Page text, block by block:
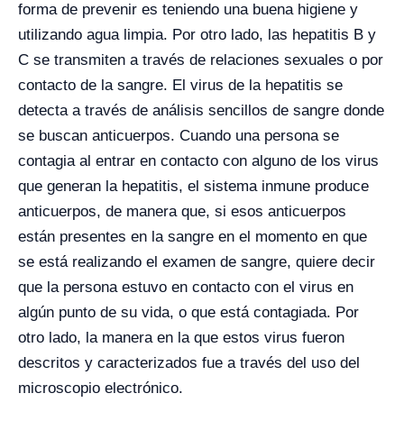
forma de prevenir es teniendo una buena higiene y
utilizando agua limpia. Por otro lado, las hepatitis B y
C se transmiten a través de relaciones sexuales o por
contacto de la sangre. El virus de la hepatitis se
detecta a través de análisis sencillos de sangre donde
se buscan anticuerpos. Cuando una persona se
contagia al entrar en contacto con alguno de los virus
que generan la hepatitis, el sistema inmune produce
anticuerpos, de manera que, si esos anticuerpos
están presentes en la sangre en el momento en que
se está realizando el examen de sangre, quiere decir
que la persona estuvo en contacto con el virus en
algún punto de su vida, o que está contagiada. Por
otro lado, la manera en la que estos virus fueron
descritos y caracterizados fue a través del uso del
microscopio electrónico.